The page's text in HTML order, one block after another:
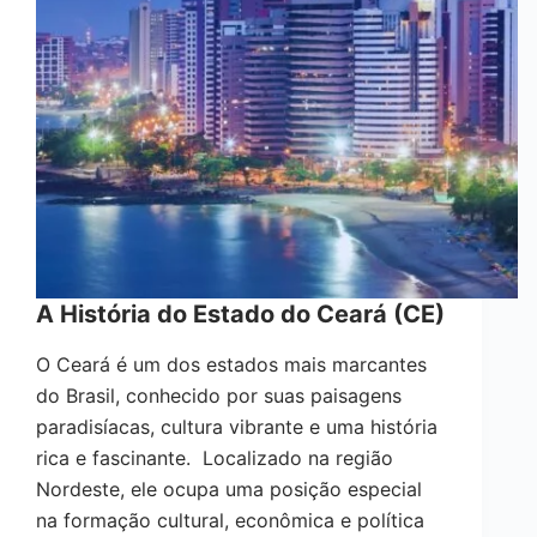
A História do Estado do Ceará (CE)
O Ceará é um dos estados mais marcantes
do Brasil, conhecido por suas paisagens
paradisíacas, cultura vibrante e uma história
rica e fascinante. Localizado na região
Nordeste, ele ocupa uma posição especial
na formação cultural, econômica e política